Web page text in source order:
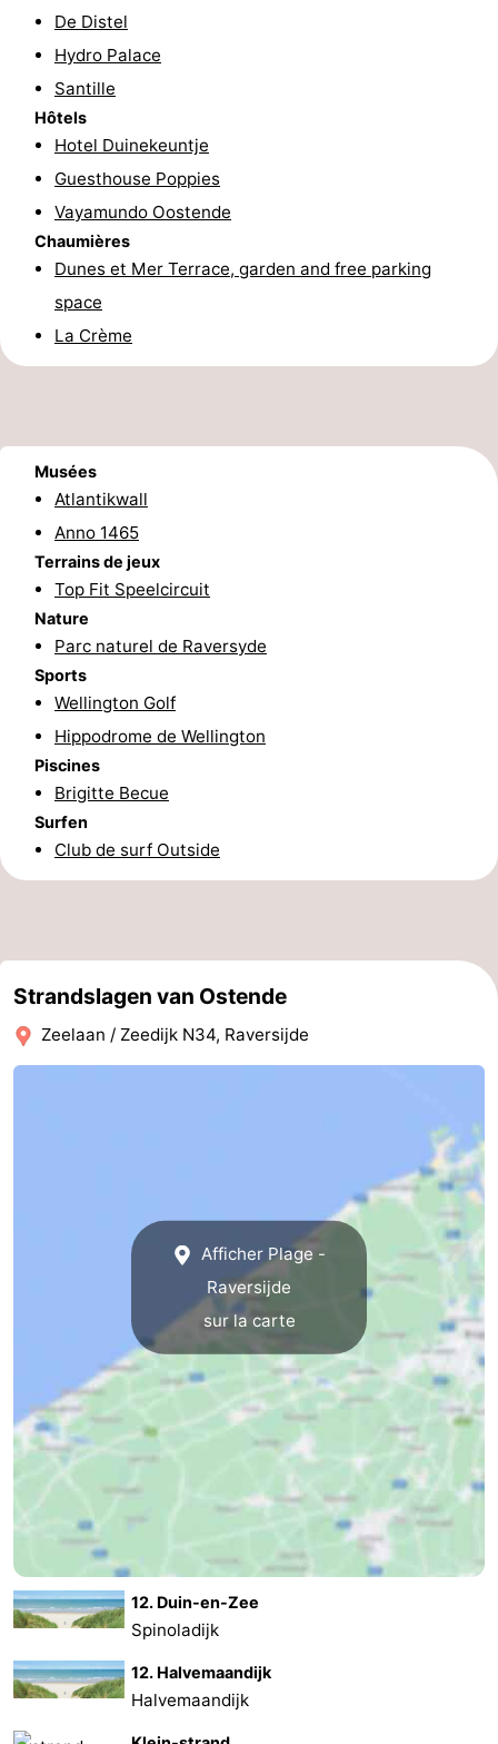
Terrains
Surfen
Equitation
Boire
manger
Événements
Pratiques
Forum
Route
Tram
littoral
Adresses
Médicales
Région
Flandre-
Occidentale
Bruges
Gand
Ypres
côte
Nature
Zwin
-
Heist
Zeebrugge
-
Blankenberge
-
Oostduinkerke
Koksijde
-
Panne
Nature
Westhoek
Météo
Contact
De Distel
Hydro Palace
Santille
Hôtels
Hotel Duinekeuntje
Guesthouse Poppies
Vayamundo Oostende
Chaumières
Dunes et Mer Terrace, garden and free parking
space
La Crème
Musées
Atlantikwall
Anno 1465
Terrains de jeux
Top Fit Speelcircuit
Nature
Parc naturel de Raversyde
Sports
Wellington Golf
Hippodrome de Wellington
Piscines
Brigitte Becue
Surfen
Club de surf Outside
Strandslagen van Ostende
Zeelaan / Zeedijk N34, Raversijde
Afficher Plage -
Raversijde
sur la carte
12. Duin-en-Zee
Spinoladijk
12. Halvemaandijk
Halvemaandijk